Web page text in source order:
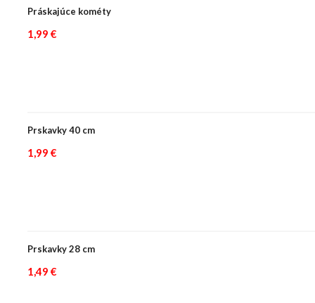
Práskajúce kométy
1,99 €
Prskavky 40 cm
1,99 €
Prskavky 28 cm
1,49 €